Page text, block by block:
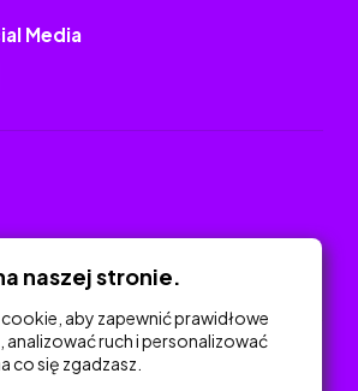
Media
naszej stronie.
aby zapewnić prawidłowe
analizować ruch i personalizować
co się zgadzasz.